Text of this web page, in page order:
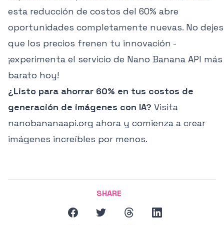
esta reducción de costos del 60% abre
oportunidades completamente nuevas. No dejes
que los precios frenen tu innovación -
¡experimenta el servicio de Nano Banana API más
barato hoy!
¿Listo para ahorrar 60% en tus costos de
generación de imágenes con IA? Visita
nanobananaapi.org ahora y comienza a crear
imágenes increíbles por menos.
SHARE
facebooktwitter threads
linkedin